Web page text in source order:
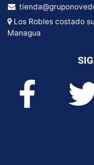
Los Robles costado
Managua